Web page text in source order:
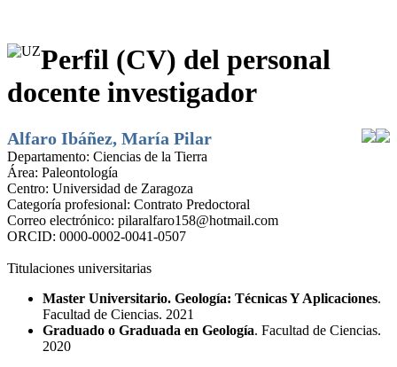
Perfil (CV) del personal
docente investigador
Alfaro Ibáñez, María Pilar
Departamento: Ciencias de la Tierra
Área: Paleontología
Centro: Universidad de Zaragoza
Categoría profesional: Contrato Predoctoral
Correo electrónico: pilaralfaro158@hotmail.com
ORCID: 0000-0002-0041-0507
Titulaciones universitarias
Master Universitario. Geología: Técnicas Y Aplicaciones.
Facultad de Ciencias. 2021
Graduado o Graduada en Geología. Facultad de Ciencias.
2020